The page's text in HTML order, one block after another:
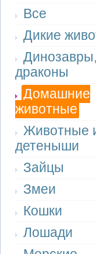
Все
Дикие
Динозавры,
драконы
Домашние
животные
Животные
детеныши
Зайцы
Змеи
Кошки
Лошади